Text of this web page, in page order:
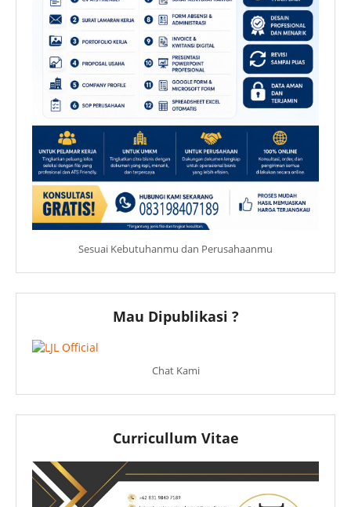
Sesuai Kebutuhanmu dan Perusahaanmu
Mau Dipublikasi ?
Chat Kami
Curricullum Vitae